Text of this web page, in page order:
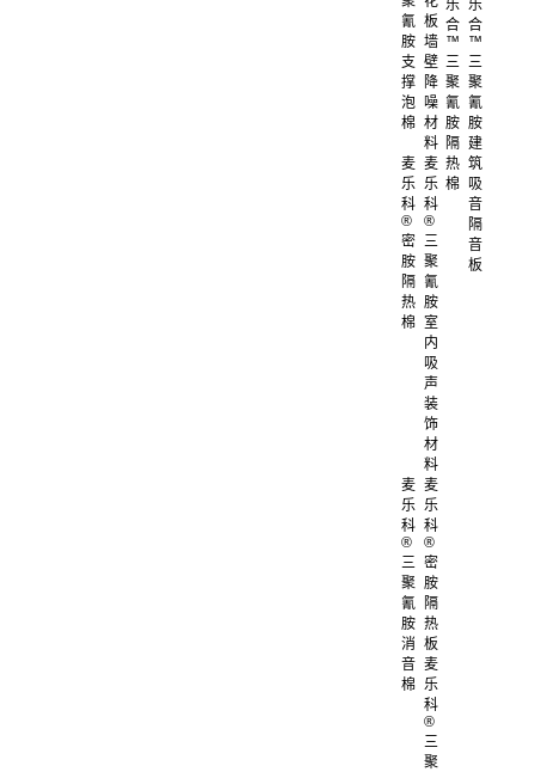
氰
胺
支
撑
泡
棉
板
墙
壁
降
噪
材
料
麦
乐
科
®
密
胺
隔
热
棉
麦
乐
科
®
三
聚
氰
胺
室
内
吸
声
装
饰
材
料
麦
乐
科
®
三
聚
氰
胺
消
音
棉
麦
乐
科
®
密
胺
隔
热
板
麦
乐
科
®
三
聚
乐
合
™
三
聚
氰
胺
隔
热
棉
乐
合
™
三
聚
氰
胺
建
筑
吸
音
隔
音
板